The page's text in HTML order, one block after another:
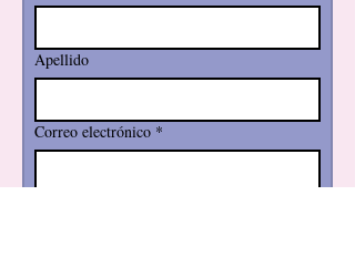
Apellido
Correo electrónico *